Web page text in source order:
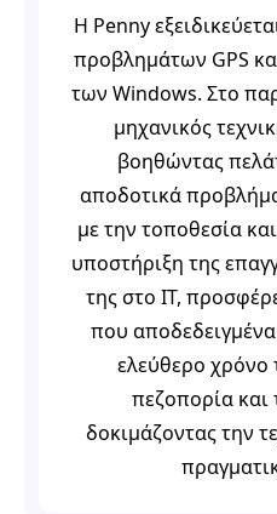
Η Penny
προβλημάτων GPS
των Windows. Στο
μηχανικός
βοηθώντας
αποδοτικά
με την τοποθεσία
υποστήριξη της
της στο IT,
που
ελεύθερο χρόνο
πεζοπορία
δοκιμάζοντας την